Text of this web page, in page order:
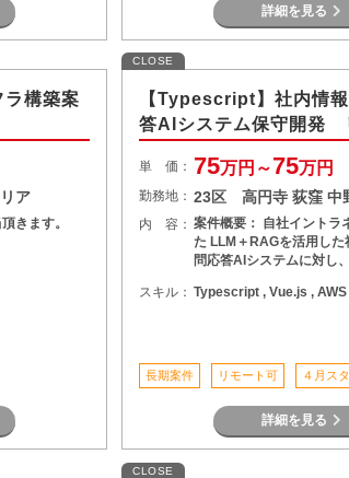
詳細を見る
ラ構築案
ア
きます。
CLOSE
【Typescript】社内情
答AIシステム保守開発
単 価： 75万円～75万円
勤務地： 23区 高円寺 荻窪 中
内 容： 案件概要： 自社イントラ
た LLM＋RAGを活用した
問応答AIシステムに対し
スキル： Typescript , Vue.js , AWS
長期案件 リモート可 ４月ス
詳細を見る
CLOSE